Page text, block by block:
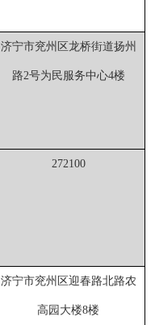
济宁市兖州区龙桥街道扬州
路2号为民服务中心4楼
272100
济宁市兖州区迎春路北路农
高园大楼8楼